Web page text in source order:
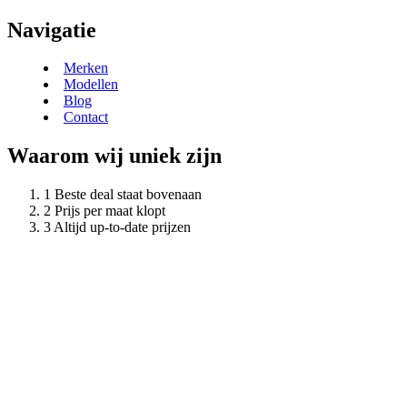
Navigatie
Merken
Modellen
Blog
Contact
Waarom wij uniek zijn
Beste deal staat bovenaan
Prijs per maat klopt
Altijd up-to-date prijzen